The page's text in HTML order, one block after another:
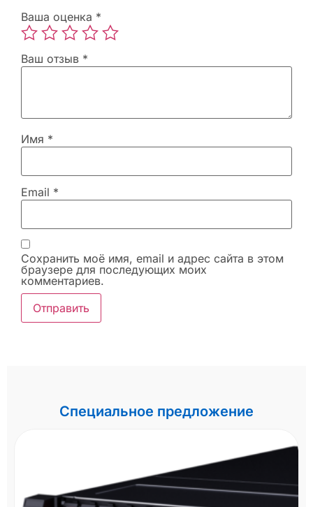
Ваша оценка *
Ваш отзыв *
Имя *
Email *
Сохранить моё имя, email и адрес сайта в этом
браузере для последующих моих
комментариев.
Специальное предложение